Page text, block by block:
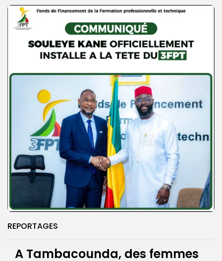
REPORTAGES
A Tambacounda, des femmes